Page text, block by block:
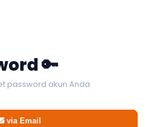
🔑
password akun Anda
via Email